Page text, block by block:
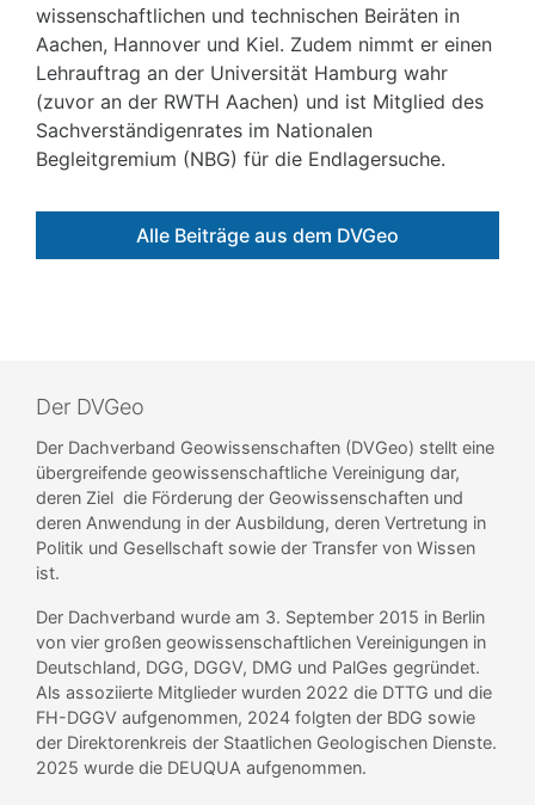
wissenschaftlichen und technischen Beiräten in
Aachen, Hannover und Kiel. Zudem nimmt er einen
Lehrauftrag an der Universität Hamburg wahr
(zuvor an der RWTH Aachen) und ist Mitglied des
Sachverständigenrates im Nationalen
Begleitgremium (NBG) für die Endlagersuche.
Alle Beiträge aus dem DVGeo
Der DVGeo
Der Dachverband Geowissenschaften (DVGeo) stellt eine
übergreifende geowissenschaftliche Vereinigung dar,
deren Ziel die Förderung der Geowissenschaften und
deren Anwendung in der Ausbildung, deren Vertretung in
Politik und Gesellschaft sowie der Transfer von Wissen
ist.
Der Dachverband wurde am 3. September 2015 in Berlin
von vier großen geowissenschaftlichen Vereinigungen in
Deutschland, DGG, DGGV, DMG und PalGes gegründet.
Als assoziierte Mitglieder wurden 2022 die DTTG und die
FH-DGGV aufgenommen, 2024 folgten der BDG sowie
der Direktorenkreis der Staatlichen Geologischen Dienste.
2025 wurde die DEUQUA aufgenommen.